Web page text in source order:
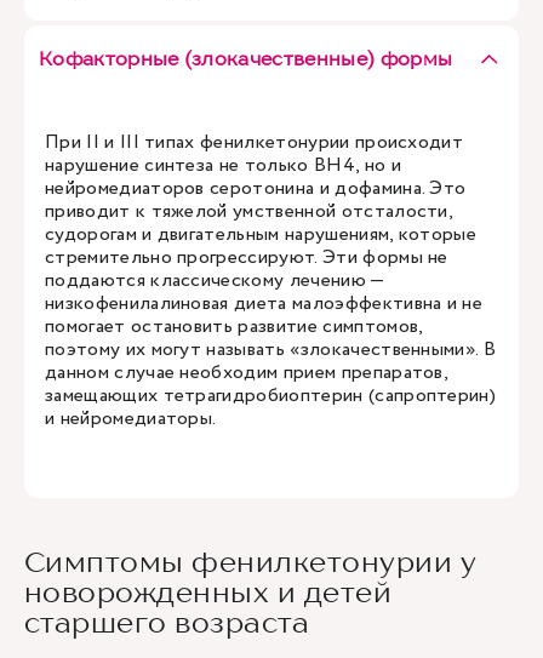
Кофакторные (злокачественные) формы
При II и III типах фенилкетонурии происходит
нарушение синтеза не только BH4, но и
нейромедиаторов серотонина и дофамина. Это
приводит к тяжелой умственной отсталости,
судорогам и двигательным нарушениям, которые
стремительно прогрессируют. Эти формы не
поддаются классическому лечению —
низкофенилалиновая диета малоэффективна и не
помогает остановить развитие симптомов,
поэтому их могут называть «злокачественными». В
данном случае необходим прием препаратов,
замещающих тетрагидробиоптерин (сапроптерин)
и нейромедиаторы.
Симптомы фенилкетонурии у
новорожденных и детей
старшего возраста